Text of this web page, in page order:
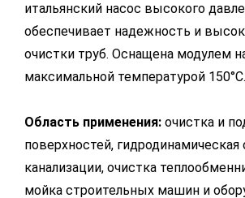
итальянский насос высокого
обеспечивает надежность и
очистки труб. Оснащена модулем
максимальной температурой 150°C.
Область применения: очистка и
поверхностей, гидродинамическая
канализации, очистка
мойка строительных машин и